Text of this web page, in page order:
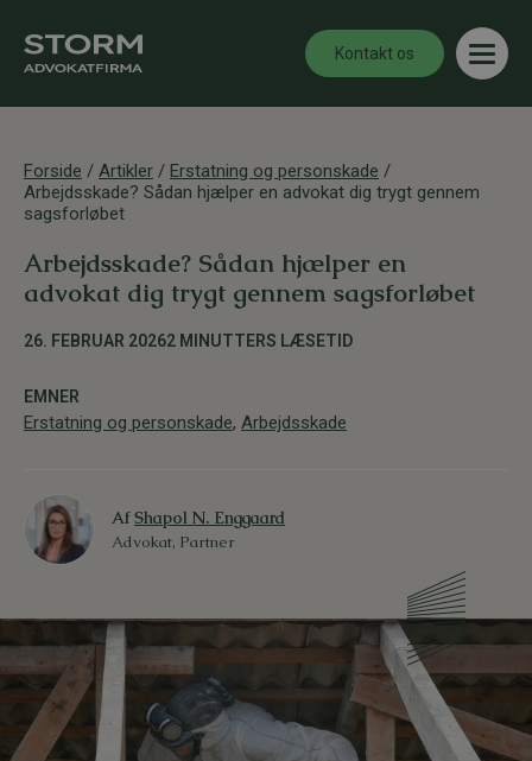
Kontakt os
Forside / Artikler / Erstatning og personskade /
Arbejdsskade? Sådan hjælper en advokat dig trygt gennem
sagsforløbet
Arbejdsskade? Sådan hjælper en
advokat dig trygt gennem sagsforløbet
26. FEBRUAR 20262 MINUTTERS LÆSETID
EMNER
Erstatning og personskade, Arbejdsskade
AfShapol N. Enggaard
Advokat, Partner